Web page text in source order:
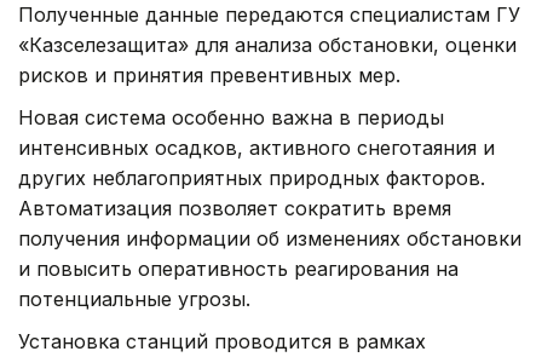
Полученные данные передаются специалистам ГУ
«Казселезащита» для анализа обстановки, оценки
рисков и принятия превентивных мер.
Новая система особенно важна в периоды
интенсивных осадков, активного снеготаяния и
других неблагоприятных природных факторов.
Автоматизация позволяет сократить время
получения информации об изменениях обстановки
и повысить оперативность реагирования на
потенциальные угрозы.
Установка станций проводится в рамках